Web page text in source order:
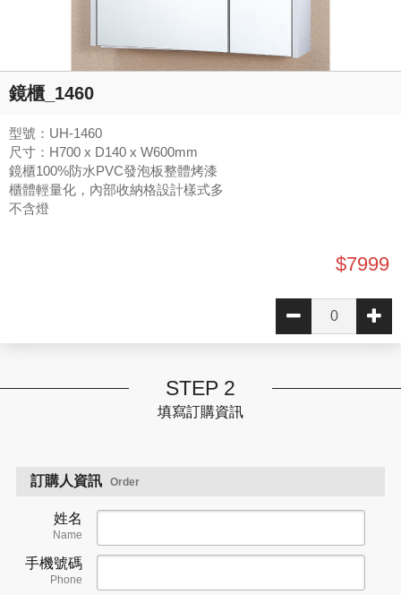
鏡櫃_1460
型號：UH-1460
尺寸：H700 x D140 x W600mm
鏡櫃100%防水PVC發泡板整體烤漆
櫃體輕量化，內部收納格設計樣式多
不含燈
$7999
STEP 2
填寫訂購資訊
訂購人資訊 Order
姓名
Name
手機號碼
Phone